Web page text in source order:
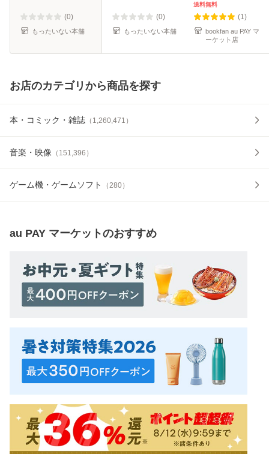
(0)
もったいない本舗
(0)
もったいない本舗
送料無料
(1)
bookfan au PAY マ
ーケット店
お店のカテゴリから商品を探す
本・コミック・雑誌 （ 1,260,471 ）
音楽・映像 （ 151,396 ）
ゲーム機・ゲームソフト （280）
au PAY マーケットのおすすめ